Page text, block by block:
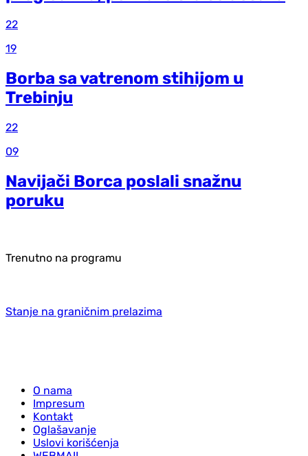
22
19
Borba sa vatrenom stihijom u
Trebinju
22
09
Navijači Borca poslali snažnu
poruku
Trenutno na programu
Stanje na graničnim prelazima
O nama
Impresum
Kontakt
Oglašavanje
Uslovi korišćenja